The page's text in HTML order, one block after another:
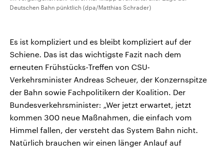
Deutschen Bahn pünktlich (dpa/Matthias Schrader)
Es ist kompliziert und es bleibt kompliziert auf der
Schiene. Das ist das wichtigste Fazit nach dem
erneuten Frühstücks-Treffen von CSU-
Verkehrsminister Andreas Scheuer, der Konzernspitze
der Bahn sowie Fachpolitikern der Koalition. Der
Bundesverkehrsminister: „Wer jetzt erwartet, jetzt
kommen 300 neue Maßnahmen, die einfach vom
Himmel fallen, der versteht das System Bahn nicht.
Natürlich brauchen wir einen länger Anlauf auf